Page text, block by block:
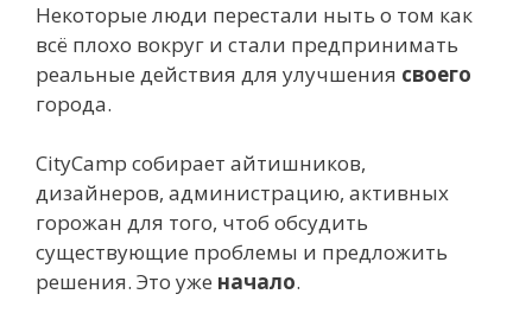
Некоторые люди перестали ныть о том как
всё плохо вокруг и стали предпринимать
реальные действия для улучшения своего
города.
CityCamp собирает айтишников,
дизайнеров, администрацию, активных
горожан для того, чтоб обсудить
существующие проблемы и предложить
решения. Это уже начало.